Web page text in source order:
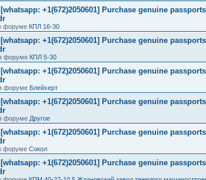
+1(672)2050601] Purchase genuine
форуме КПЛ 16-30
+1(672)2050601] Purchase genuine
форуме КПЛ 5-30
+1(672)2050601] Purchase genuine
форуме Блейхерт
+1(672)2050601] Purchase genuine
форуме Другое
+1(672)2050601] Purchase genuine
форуме Сокол
+1(672)2050601] Purchase genuine